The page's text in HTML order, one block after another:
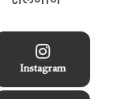
Instagram